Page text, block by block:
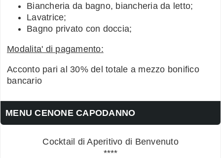
Biancheria da bagno, biancheria da letto;
Lavatrice;
Bagno privato con doccia;
Modalita' di pagamento:
Acconto pari al 30% del totale a mezzo bonifico
bancario
MENU CENONE CAPODANNO
Cocktail di Aperitivo di Benvenuto
****